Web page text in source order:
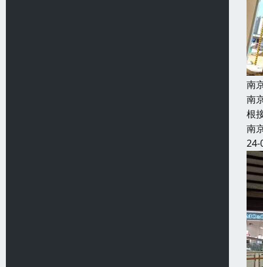
南
南
根
南
24-